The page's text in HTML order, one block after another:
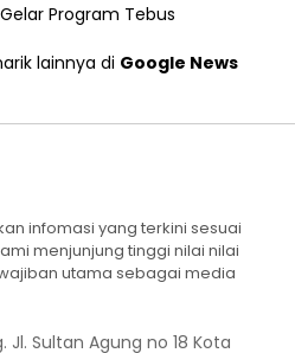
Program Tebus
lainnya di Google News
infomasi yang terkini sesuai
menjunjung tinggi nilai nilai
utama sebagai media
Jl. Sultan Agung no 18 Kota